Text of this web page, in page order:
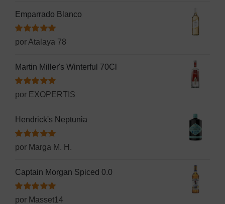
Emparrado Blanco
Valorado
con
por Atalaya 78
Martin Miller's Winterful 70Cl
Valorado
con
por EXOPERTIS
Hendrick's Neptunia
Valorado
con
por Marga M. H.
Captain Morgan Spiced 0.0
Valorado
por Masset14